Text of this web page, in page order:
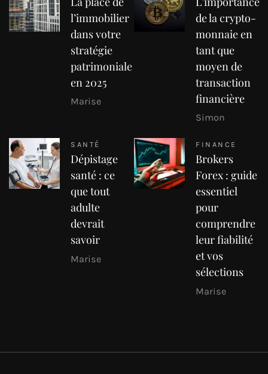
l’immobilier
dans votre
stratégie
patrimoniale
en 2025
Marise
de la crypto-
monnaie en
tant que
moyen de
transaction
financière
Simon
SANTÉ
Dépistage
santé : ce
que tout
adulte
devrait
savoir
Marise
FINANCE
Brokers
Forex : guide
essentiel
pour
comprendre
leur fiabilité
et vos
sélections
Marise